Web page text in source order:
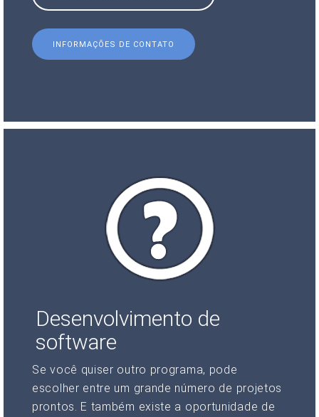
INFORMAÇÕES DE CONTATO
Desenvolvimento de
software
Se você quiser outro programa, pode
escolher entre um grande número de projetos
prontos. E também existe a oportunidade de